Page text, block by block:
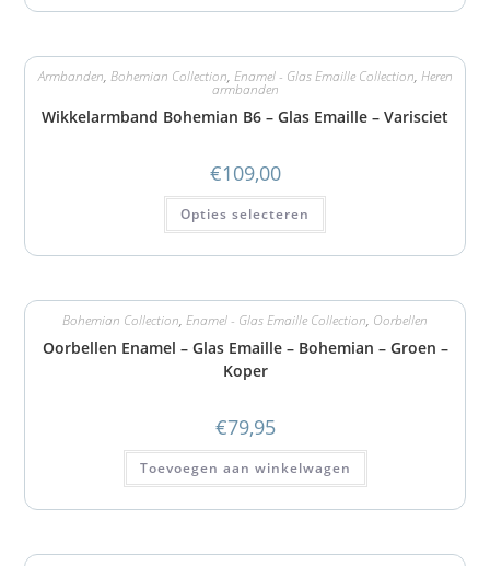
Armbanden, Bohemian Collection, Enamel - Glas Emaille Collection, Heren
armbanden
Wikkelarmband Bohemian B6 – Glas Emaille – Varisciet
€109,00
Opties selecteren
Bohemian Collection, Enamel - Glas Emaille Collection, Oorbellen
Oorbellen Enamel – Glas Emaille – Bohemian – Groen –
Koper
€79,95
Toevoegen aan winkelwagen